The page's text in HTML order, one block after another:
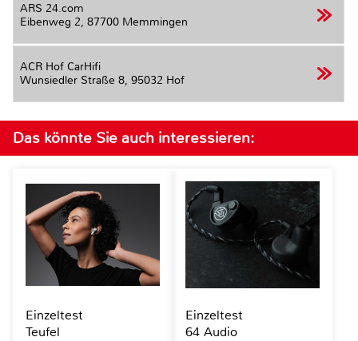
ARS 24.com
Eibenweg 2, 87700 Memmingen
ACR Hof CarHifi
Wunsiedler Straße 8, 95032 Hof
Das könnte Sie auch interessieren:
Einzeltest
Teufel
Einzeltest
64 Audio